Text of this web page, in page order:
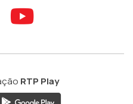
ao ao
Aceder
RTP Play